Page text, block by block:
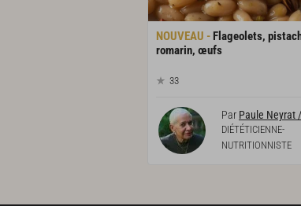
Flageolets,
romarin, œufs
33
Par Paule Neyrat / Diététicienne-nutritionniste
DIÉTÉTICIENNE-
NUTRITIONNISTE